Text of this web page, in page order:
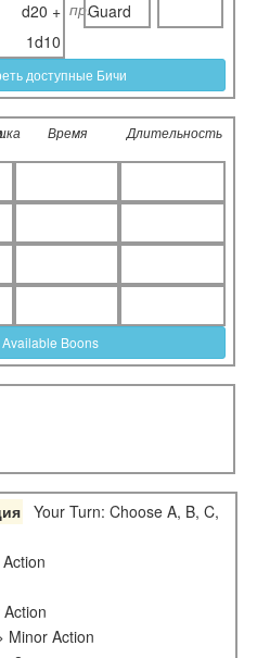
d20 +
1d10
пр.Guard
доступные Бичи
Время Длительность
Boons
Your Turn: Choose A, B, C,
Minor Action